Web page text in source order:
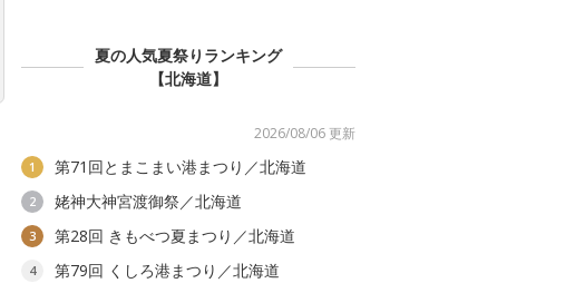
夏の人気夏祭りランキング
【北海道】
2026/08/06 更新
1 第71回とまこまい港まつり／北海道
2 姥神大神宮渡御祭／北海道
3 第28回 きもべつ夏まつり／北海道
4 第79回 くしろ港まつり／北海道